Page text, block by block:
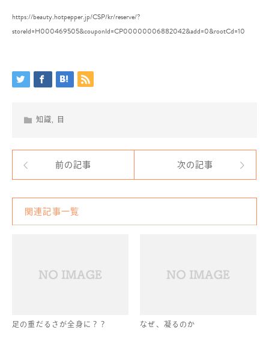
https://beauty.hotpepper.jp/CSP/kr/reserve/?
storeId=H000469505&couponId=CP00000006882042&add=0&rootCd=10
知識, 目
前の記事 次の記事
関連記事一覧
足の重だるさが全身に？？ なぜ、凝るのか